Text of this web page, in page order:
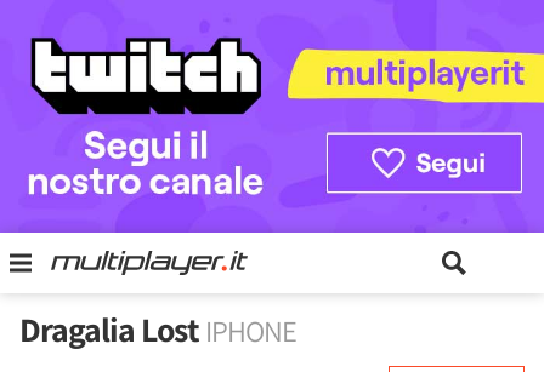
Dragalia Lost IPHONE